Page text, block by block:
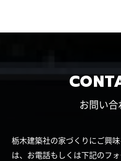
お問い合
栃木建築社の家づくりにご興
は、お電話もしくは下記のフ